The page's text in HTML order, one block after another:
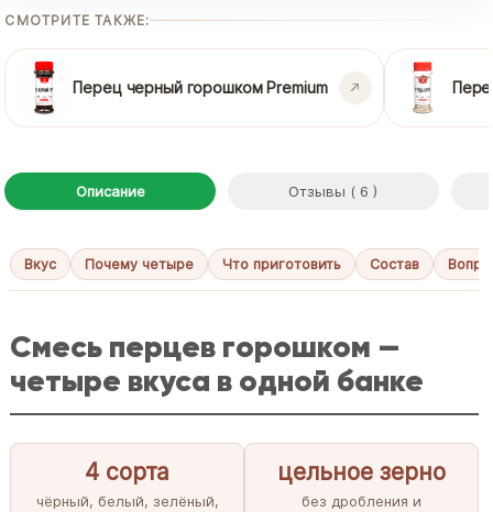
СМОТРИТЕ ТАКЖЕ:
Перец черный горошком Premium
Описание Отзывы ( 6 )
Вкус Почему четыре Что приготовить Состав
Смесь перцев горошком —
четыре вкуса в одной банке
4 сорта
чёрный, белый, зелёный,
цельное зерно
без дробления и